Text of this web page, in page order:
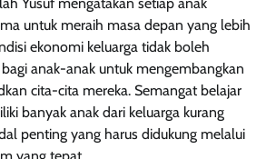
Yusuf mengatakan setiap anak
untuk meraih masa depan yang lebih
ekonomi keluarga tidak boleh
anak-anak untuk mengembangkan
cita-cita mereka. Semangat belajar
banyak anak dari keluarga kurang
penting yang harus didukung melalui